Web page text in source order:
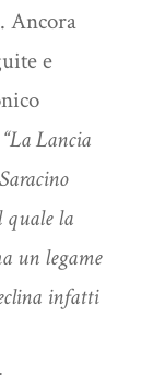
Ancora
e
“La Lancia
quale la
un legame
infatti